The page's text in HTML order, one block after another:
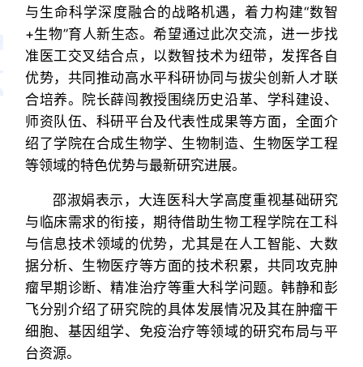
与生命科学深度融合的战略机遇，着力构建“数智
+生物”育人新生态。希望通过此次交流，进一步找
准医工交叉结合点，以数智技术为纽带，发挥各自
优势，共同推动高水平科研协同与拔尖创新人才联
合培养。院长薛闯教授围绕历史沿革、学科建设、
师资队伍、科研平台及代表性成果等方面，全面介
绍了学院在合成生物学、生物制造、生物医学工程
等领域的特色优势与最新研究进展。
邵淑娟表示，大连医科大学高度重视基础研究
与临床需求的衔接，期待借助生物工程学院在工科
与信息技术领域的优势，尤其是在人工智能、大数
据分析、生物医疗等方面的技术积累，共同攻克肿
瘤早期诊断、精准治疗等重大科学问题。韩静和彭
飞分别介绍了研究院的具体发展情况及其在肿瘤干
细胞、基因组学、免疫治疗等领域的研究布局与平
台资源。